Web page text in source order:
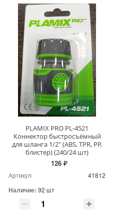
PLAMIX PRO PL-4521
Коннектор быстросъёмный
для шланга 1/2" (ABS, TPR, PP,
блистер) (240/24 шт)
126 ₽
Артикул 41812
Наличие: 92 шт